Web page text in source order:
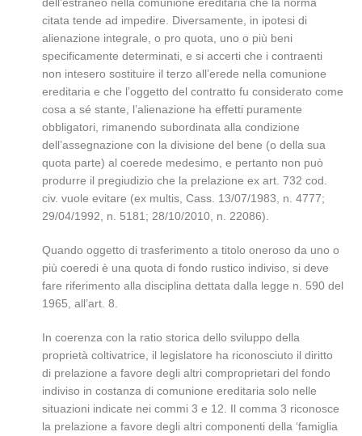
citata tende ad impedire. Diversamente, in ipotesi di
alienazione integrale, o pro quota, uno o più beni
specificamente determinati, e si accerti che i contraenti
non intesero sostituire il terzo all’erede nella comunione
ereditaria e che l’oggetto del contratto fu considerato come
cosa a sé stante, l’alienazione ha effetti puramente
obbligatori, rimanendo subordinata alla condizione
dell’assegnazione con la divisione del bene (o della sua
quota parte) al coerede medesimo, e pertanto non può
produrre il pregiudizio che la prelazione ex art. 732 cod.
civ. vuole evitare (ex multis, Cass. 13/07/1983, n. 4777;
29/04/1992, n. 5181; 28/10/2010, n. 22086).
Quando oggetto di trasferimento a titolo oneroso da uno o
più coeredi è una quota di fondo rustico indiviso, si deve
fare riferimento alla disciplina dettata dalla legge n. 590 del
1965, all’art. 8.
In coerenza con la ratio storica dello sviluppo della
proprietà coltivatrice, il legislatore ha riconosciuto il diritto
di prelazione a favore degli altri comproprietari del fondo
indiviso in costanza di comunione ereditaria solo nelle
situazioni indicate nei commi 3 e 12. Il comma 3 riconosce
la prelazione a favore degli altri componenti della ‘famiglia